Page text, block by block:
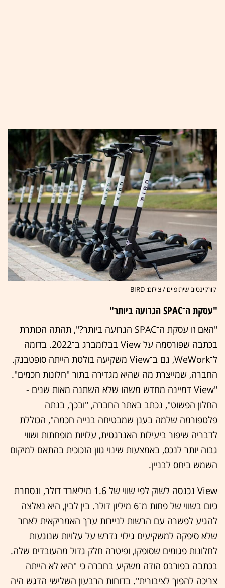
קורקינטים שיתופיים / צילום: BIRD
"עסקת ה־SPAC הגרועה ביותר"
"האם זו עסקת ה־SPAC הגרועה ביותר?", תהתה הכותרת
בכתבה שפורסמה על View בבלומברג ב־2022. בדומה
ל־WeWork, גם ב־View משקיעה בולטת הייתה סופטבנק.
החברה, שמייצרת מה שהיא מגדירה בתור "חלונות חכמים".
"View דמיינה מחדש משהו שלא השתנה מאות שנים -
החלון הפשוט", נכתב באתר החברה, "ובכך, בנתה
פלטפורמה שלמה בענן שמבטיחה בנייה חכמה", הכוללת
לדבריה שיפור ביעילות האנרגטית, עלויות מופחתות ושווי
גבוה יותר לנכס, באמצעות שינוי גוון הזכוכית בהתאם למיקום
השמש ביחס לבניין.
View נכנסה לשוק לפי שווי של 1.6 מיליארד דולר, ונסחרת
כיום בשווי של פחות מ־6 מיליון דולר. בין לבין, היא נאלצה
להגיע לפשרה עם הרשות לניירות ערך האמריקאית לאחר
שלא סיפקה למשקיעים גילוי נדרש על עלויות שנוגעות
לחלונות פגומים שסופקו, ופיטרה חלק גדול מהעובדים שלה.
בכתבה בפורבס הודה משקיע בחברה כי "היא לא הייתה
צריכה להפוך לציבורית". בדוחות הרבעון השלישי הדגש היה